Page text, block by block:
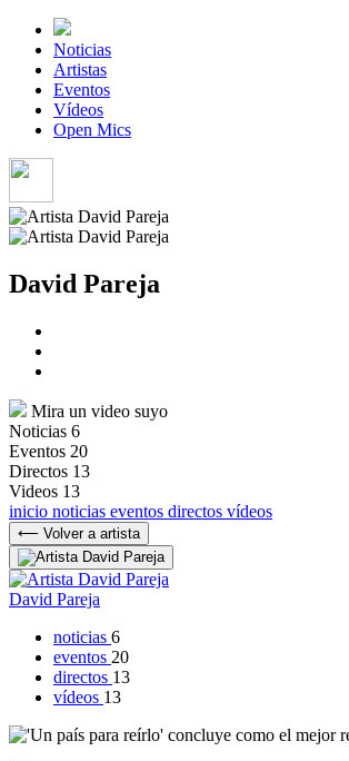
Noticias
Artistas
Eventos
Vídeos
Open Mics
David Pareja
Mira un video suyo
Noticias 6
Eventos 20
Directos 13
Videos 13
inicio noticias eventos directos vídeos
⟵ Volver a artista
David Pareja
noticias 6
eventos 20
directos 13
vídeos 13